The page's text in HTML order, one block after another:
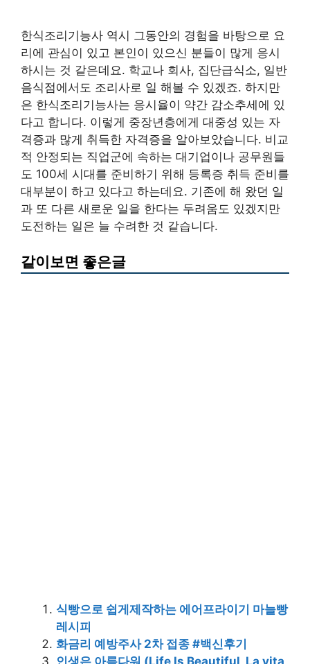
한식조리기능사 역시 그동안의 경험을 바탕으로 요
리에 관심이 있고 본인이 있으신 분들이 많게 응시
하시는 것 같은데요. 학교나 회사, 집단급식소, 일반
음식점에서도 조리사로 일 해볼 수 있겠죠. 하지만
은 한식조리기능사는 응시율이 약간 감소추세에 있
다고 합니다. 이렇게 중장년층에게 대중성 있는 자
격증과 많게 취득한 자격증을 알아보았습니다. 비교
적 안정되는 직업군에 속하는 대기업이나 공무원들
도 100세 시대를 준비하기 위해 등록증 취득 준비를
대부분이 하고 있다고 하는데요. 기존에 해 왔던 일
과 또 다른 새로운 일을 한다는 두려움도 있겠지만
도전하는 일은 늘 수려한 것 같습니다.
같이보면 좋은글
식빵으로 쉽게제작하는 에어프라이기 마늘빵
레시피
화금리 예방주사 2차 접종 #백신후기
인생은 아름다워 (Life Is Beautiful, La vita